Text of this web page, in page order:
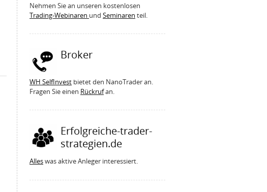
Nehmen Sie an unseren kostenlosen
Trading-Webinaren und Seminaren teil.
Broker
WH SelfInvest bietet den NanoTrader an.
Fragen Sie einen Rückrufan.
Erfolgreiche-trader-
strategien.de
Alleswas aktive Anleger interessiert.